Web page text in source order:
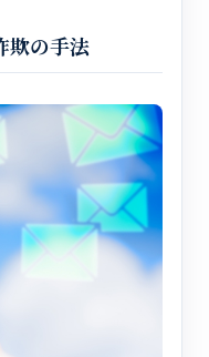
欺の手法